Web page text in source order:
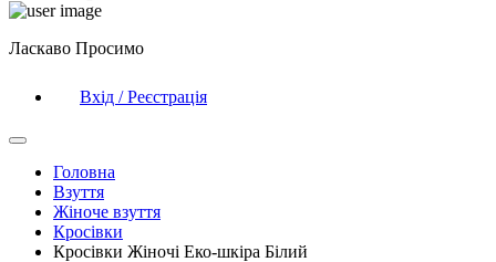
Ласкаво Просимо
Вхід / Реєстрація
Головна
Взуття
Жіноче взуття
Кросівки
Кросівки Жіночі Еко-шкіра Білий